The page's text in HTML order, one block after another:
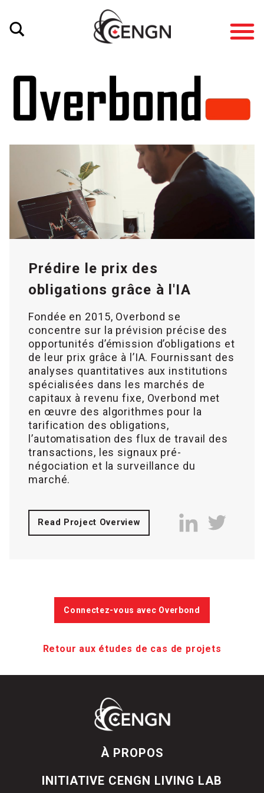
Prédire le prix des
obligations grâce à l'IA
Fondée en 2015, Overbond se
concentre sur la prévision précise des
opportunités d’émission d’obligations et
de leur prix grâce à l’IA. Fournissant des
analyses quantitatives aux institutions
spécialisées dans les marchés de
capitaux à revenu fixe, Overbond met
en œuvre des algorithmes pour la
tarification des obligations,
l’automatisation des flux de travail des
transactions, les signaux pré-
négociation et la surveillance du
marché.
Read Project Overview
Connectez-vous avec Overbond
Retour aux études de cas de projets
À PROPOS
INITIATIVE CENGN LIVING LAB